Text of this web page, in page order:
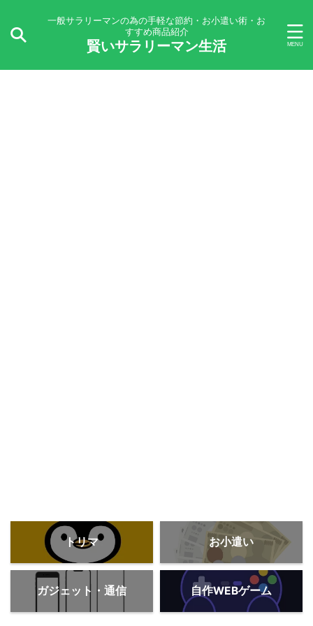
一般サラリーマンの為の手軽な節約・お小遣い術・お
すすめ商品紹介
賢いサラリーマン生活
トリマ お小遣い
ガジェット・通信 自作WEBゲーム